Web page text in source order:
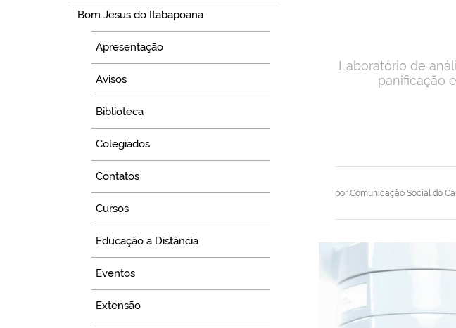
Bom Jesus do Itabapoana
Apresentação
Avisos
Biblioteca
Colegiados
Contatos
Cursos
Educação a Distância
Eventos
Extensão
por Comunicação Social do
Laboratório de
panificação